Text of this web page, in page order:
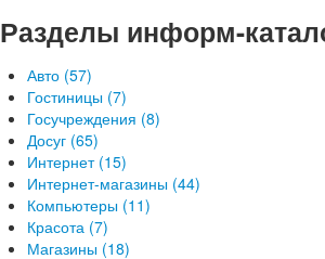
Разделы информ-
Авто (57)
Гостиницы (7)
Госучреждения (8)
Досуг (65)
Интернет (15)
Интернет-магазины (44)
Компьютеры (11)
Красота (7)
Магазины (18)